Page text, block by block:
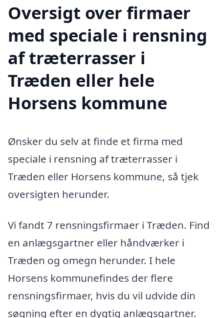
Oversigt over firmaer
med speciale i rensning
af træterrasser i
Træden eller hele
Horsens kommune
Ønsker du selv at finde et firma med
speciale i rensning af træterrasser i
Træden eller Horsens kommune, så tjek
oversigten herunder.
Vi fandt 7 rensningsfirmaer i Træden. Find
en anlægsgartner eller håndværker i
Træden og omegn herunder. I hele
Horsens kommunefindes der flere
rensningsfirmaer, hvis du vil udvide din
søgning efter en dygtig anlægsgartner.